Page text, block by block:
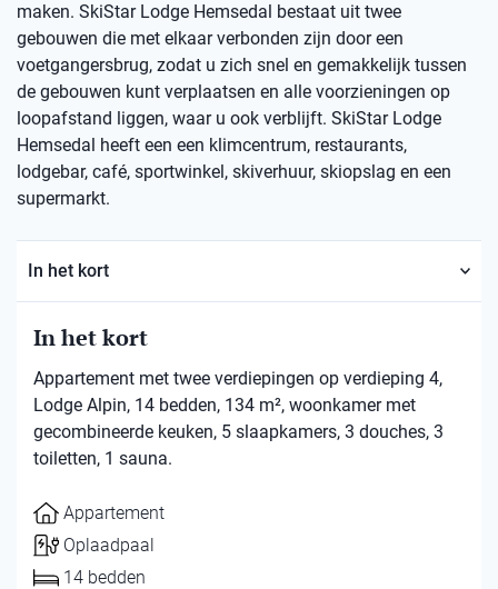
maken. SkiStar Lodge Hemsedal bestaat uit twee
gebouwen die met elkaar verbonden zijn door een
voetgangersbrug, zodat u zich snel en gemakkelijk tussen
de gebouwen kunt verplaatsen en alle voorzieningen op
loopafstand liggen, waar u ook verblijft. SkiStar Lodge
Hemsedal heeft een een klimcentrum, restaurants,
lodgebar, café, sportwinkel, skiverhuur, skiopslag en een
supermarkt.
In het kort
In het kort
Appartement met twee verdiepingen op verdieping 4,
Lodge Alpin, 14 bedden, 134 m², woonkamer met
gecombineerde keuken, 5 slaapkamers, 3 douches, 3
toiletten, 1 sauna.
Appartement
Oplaadpaal
14 bedden